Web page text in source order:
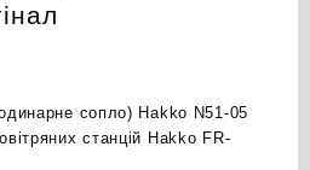
сопло) Hakko N51-05
станцій Hakko FR-